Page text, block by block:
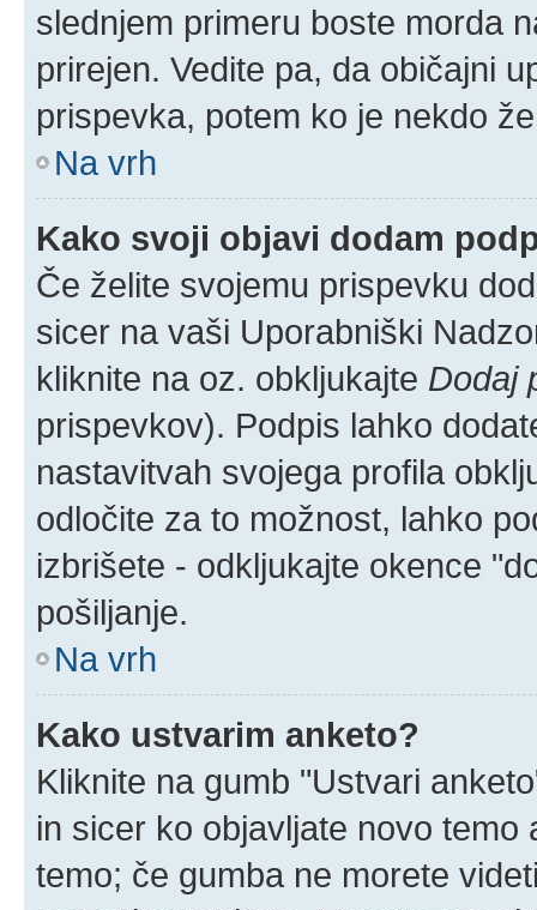
slednjem primeru boste morda
prirejen. Vedite pa, da običajni
prispevka, potem ko je nekdo
Na vrh
Kako svoji objavi dodam
Če želite svojemu prispevku
sicer na vaši Uporabniški
kliknite na oz. obkljukajte Dodaj
prispevkov). Podpis lahko
nastavitvah svojega profila
odločite za to možnost, lahko
izbrišete - odkljukajte okence
pošiljanje.
Na vrh
Kako ustvarim anketo?
Kliknite na gumb "Ustvari
in sicer ko objavljate novo
temo; če gumba ne morete